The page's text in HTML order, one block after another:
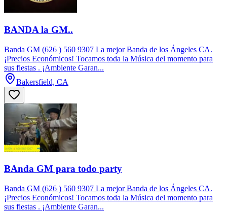
BANDA la GM..
Banda GM (626 ) 560 9307 La mejor Banda de los Ángeles CA.
¡Precios Económicos! Tocamos toda la Música del momento para
sus fiestas . ¡Ambiente Garan...
Bakersfield, CA
BAnda GM para todo party
Banda GM (626 ) 560 9307 La mejor Banda de los Ángeles CA.
¡Precios Económicos! Tocamos toda la Música del momento para
sus fiestas . ¡Ambiente Garan...